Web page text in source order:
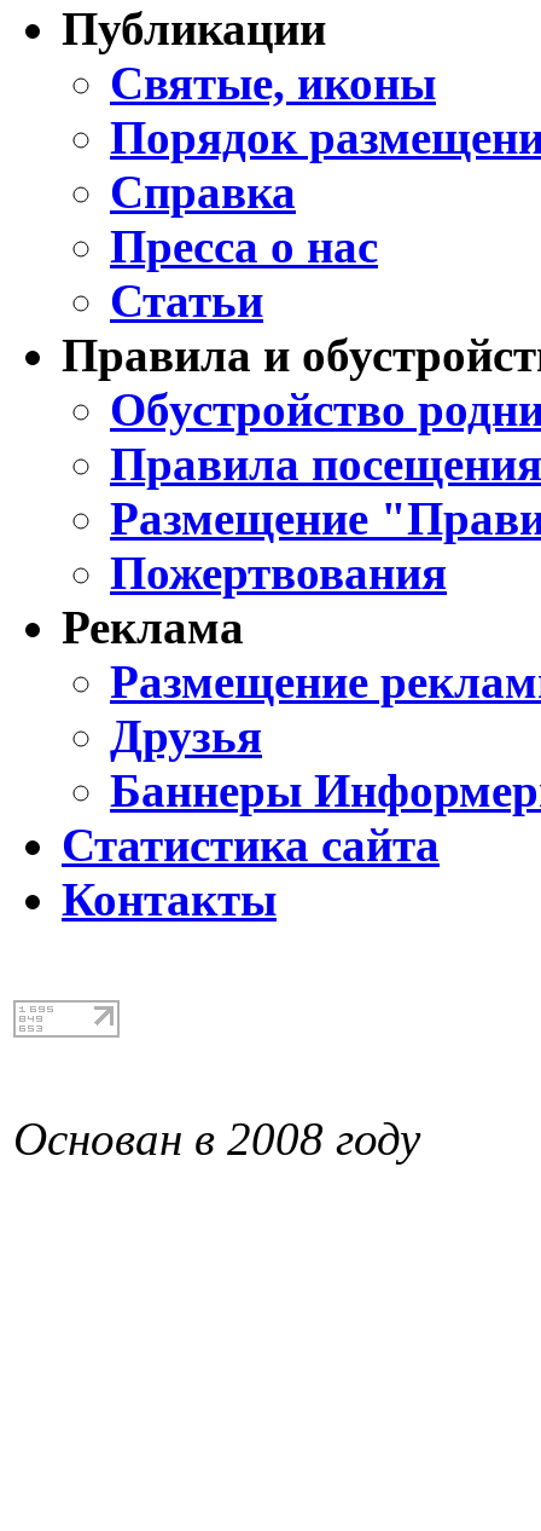
Публикации
Святые, иконы
Порядок
Справка
Пресса о нас
Статьи
Правила и
Обустройство
Правила
Размещение
Пожертвования
Реклама
Размещение
Друзья
Баннеры
Статистика сайта
Контакты
Основан в 2008 году